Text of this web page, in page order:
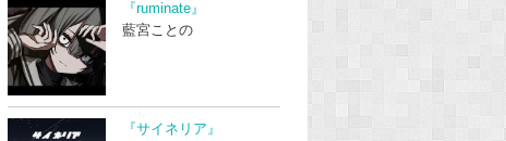
『ruminate』
藍宮ことの
『サイネリア』